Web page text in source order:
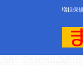
増担保